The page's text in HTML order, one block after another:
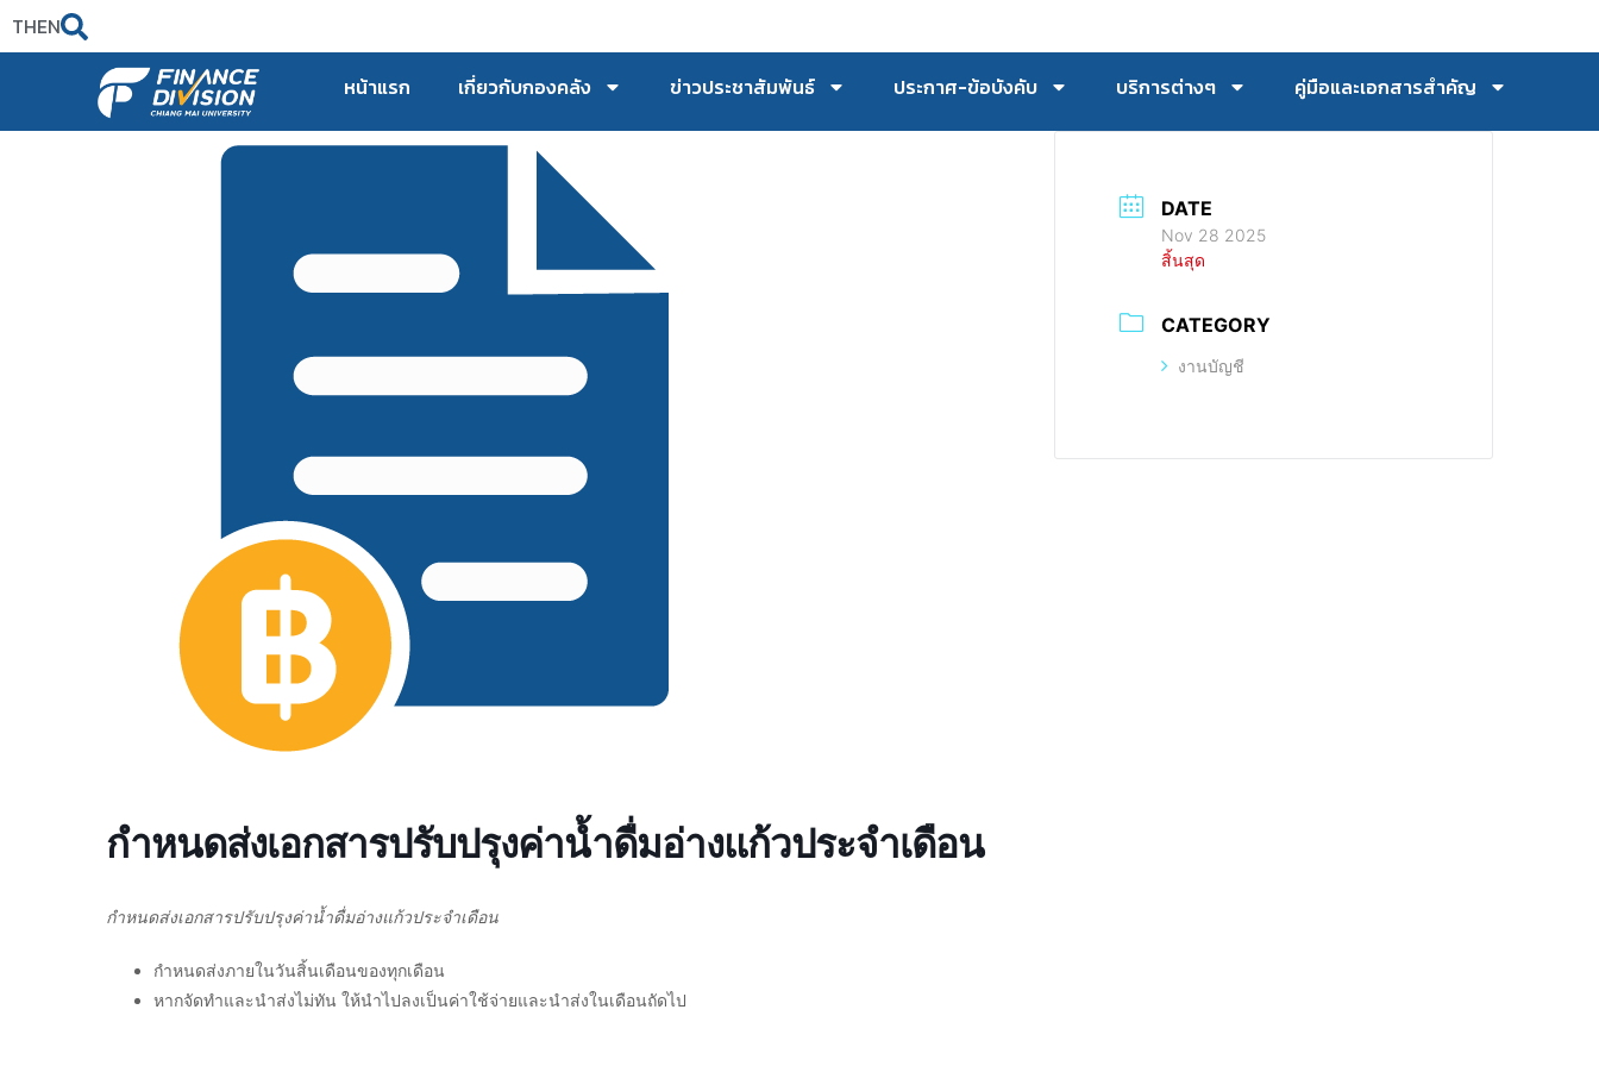
THEN
หน้าแรก เกี่ยวกับกองคลัง ข่าวประชาสัมพันธ์ ประกาศ-ข้อบังคับ บริการต่างๆ คู่มือและเอกสารสำคัญ
กำหนดส่งเอกสารปรับปรุงค่าน้ำดื่มอ่างแก้วประจำเดือน
กำหนดส่งเอกสารปรับปรุงค่าน้ำดื่มอ่างแก้วประจำเดือน
กำหนดส่งภายในวันสิ้นเดือนของทุกเดือน
หากจัดทำและนำส่งไม่ทัน ให้นำไปลงเป็นค่าใช้จ่ายและนำส่งในเดือนถัดไป
DATE
Nov 28 2025
สิ้นสุด
CATEGORY
งานบัญชี